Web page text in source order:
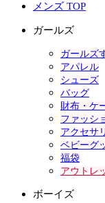
メンズ TOP
ガールズ
ガールズ
アパレル
シューズ
バッグ
財布・ケ
ファッシ
アクセサ
ベビーグ
福袋
アウトレ
ボーイズ